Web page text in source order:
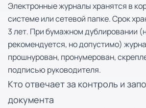
Электронные журналы хранятся в
системе или сетевой папке. Срок
3 лет. При бумажном дублировании
рекомендуется, но допустимо)
прошнурован, пронумерован,
подписью руководителя.
Кто отвечает за контроль и
документа